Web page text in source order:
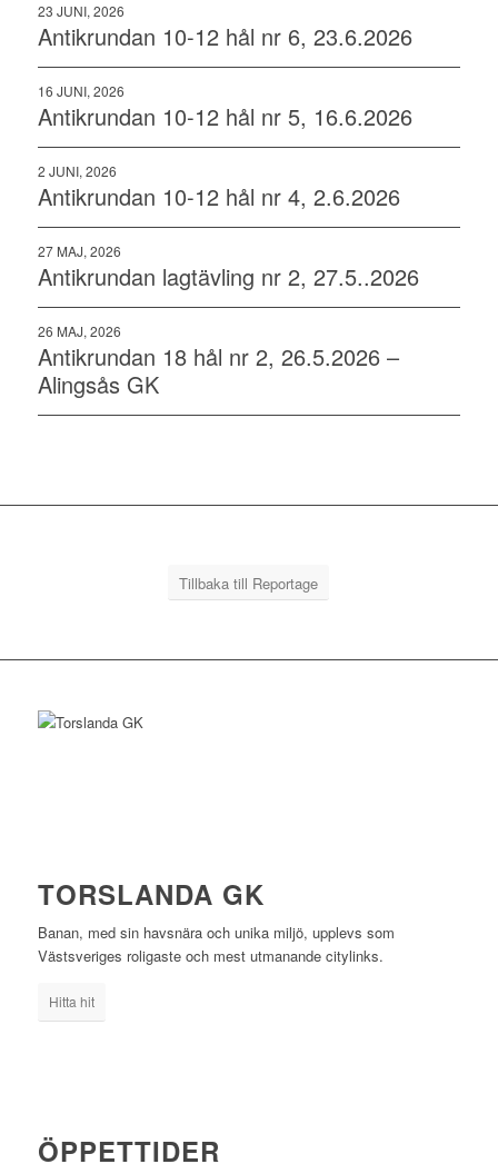
23 JUNI, 2026
Antikrundan 10-12 hål nr 6, 23.6.2026
16 JUNI, 2026
Antikrundan 10-12 hål nr 5, 16.6.2026
2 JUNI, 2026
Antikrundan 10-12 hål nr 4, 2.6.2026
27 MAJ, 2026
Antikrundan lagtävling nr 2, 27.5..2026
26 MAJ, 2026
Antikrundan 18 hål nr 2, 26.5.2026 –
Alingsås GK
Tillbaka till Reportage
TORSLANDA GK
Banan, med sin havsnära och unika miljö, upplevs som
Västsveriges roligaste och mest utmanande citylinks.
Hitta hit
ÖPPETTIDER